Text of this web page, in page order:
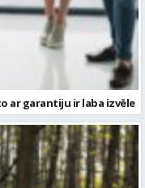
ar garantiju ir laba izvēle